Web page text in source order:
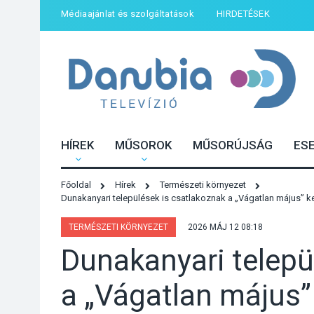
Médiaajánlat és szolgáltatások HIRDETÉSEK
HÍREK MŰSOROK MŰSORÚJSÁG
Főoldal Hírek
Természeti környezet
Dunakanyari települések is csatlakoznak a „Vágatlan május”
TERMÉSZETI KÖRNYEZET 2026 MÁJ 12 08:18
Dunakanyari
a „Vágatlan